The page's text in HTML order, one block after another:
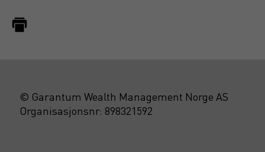
© Garantum Wealth Management Norge AS
Organisasjonsnr: 898321592